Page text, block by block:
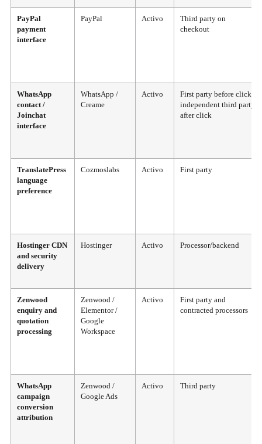
PayPal
payment
interface
PayPal Activo
Third party on
checkout
WhatsApp
contact /
Joinchat
interface
WhatsApp /
Creame
Activo
First party before click;
independent third party
after click
TranslatePress
language
preference
Cozmoslabs Activo First party
Hostinger CDN
and security
delivery
Hostinger Activo Processor/backend
Zenwood
enquiry and
quotation
processing
Zenwood /
Elementor /
Google
Workspace
Activo
First party and
contracted processors
WhatsApp
campaign
conversion
attribution
Zenwood /
Google Ads
Activo Third party